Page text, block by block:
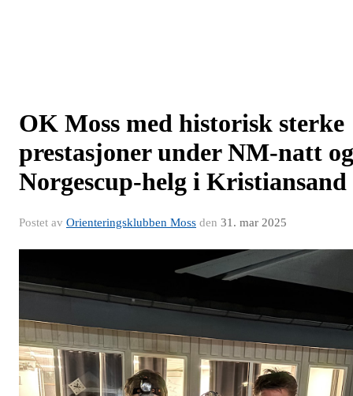
OK Moss med historisk sterke
prestasjoner under NM-natt og
Norgescup-helg i Kristiansand
Postet av Orienteringsklubben Moss den 31. mar 2025